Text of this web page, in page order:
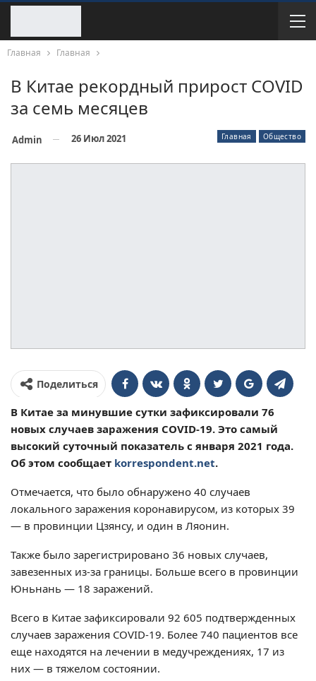
Главная Главная
В Китае рекордный прирост COVID
за семь месяцев
Главная Общество
Admin 26 Июл 2021
Поделиться
В Китае за минувшие сутки зафиксировали 76
новых случаев заражения COVID-19. Это самый
высокий суточный показатель с января 2021 года.
Об этом сообщает korrespondent.net.
Отмечается, что было обнаружено 40 случаев
локального заражения коронавирусом, из которых 39
— в провинции Цзянсу, и один в Ляонин.
Также было зарегистрировано 36 новых случаев,
завезенных из-за границы. Больше всего в провинции
Юньнань — 18 заражений.
Всего в Китае зафиксировали 92 605 подтвержденных
случаев заражения COVID-19. Более 740 пациентов все
еще находятся на лечении в медучреждениях, 17 из
них — в тяжелом состоянии.